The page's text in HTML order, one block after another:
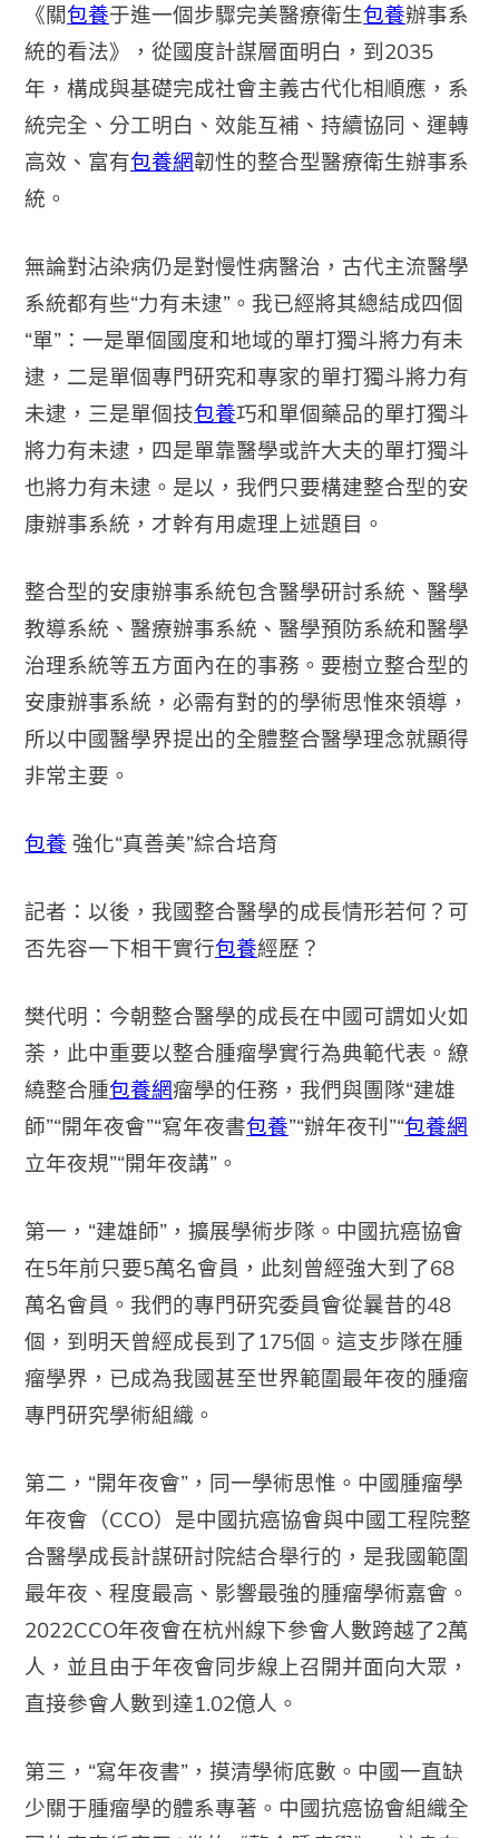
《關包養于進一個步驟完美醫療衛生包養辦事系
統的看法》，從國度計謀層面明白，到2035
年，構成與基礎完成社會主義古代化相順應，系
統完全、分工明白、效能互補、持續協同、運轉
高效、富有包養網韌性的整合型醫療衛生辦事系
統。
無論對沾染病仍是對慢性病醫治，古代主流醫學
系統都有些“力有未逮”。我已經將其總結成四個
“單”：一是單個國度和地域的單打獨斗將力有未
逮，二是單個專門研究和專家的單打獨斗將力有
未逮，三是單個技包養巧和單個藥品的單打獨斗
將力有未逮，四是單靠醫學或許大夫的單打獨斗
也將力有未逮。是以，我們只要構建整合型的安
康辦事系統，才幹有用處理上述題目。
整合型的安康辦事系統包含醫學研討系統、醫學
教導系統、醫療辦事系統、醫學預防系統和醫學
治理系統等五方面內在的事務。要樹立整合型的
安康辦事系統，必需有對的的學術思惟來領導，
所以中國醫學界提出的全體整合醫學理念就顯得
非常主要。
包養 強化“真善美”綜合培育
記者：以後，我國整合醫學的成長情形若何？可
否先容一下相干實行包養經歷？
樊代明：今朝整合醫學的成長在中國可謂如火如
荼，此中重要以整合腫瘤學實行為典範代表。繚
繞整合腫包養網瘤學的任務，我們與團隊“建雄
師”“開年夜會”“寫年夜書包養”“辦年夜刊”“包養網
立年夜規”“開年夜講”。
第一，“建雄師”，擴展學術步隊。中國抗癌協會
在5年前只要5萬名會員，此刻曾經強大到了68
萬名會員。我們的專門研究委員會從曩昔的48
個，到明天曾經成長到了175個。這支步隊在腫
瘤學界，已成為我國甚至世界範圍最年夜的腫瘤
專門研究學術組織。
第二，“開年夜會”，同一學術思惟。中國腫瘤學
年夜會（CCO）是中國抗癌協會與中國工程院整
合醫學成長計謀研討院結合舉行的，是我國範圍
最年夜、程度最高、影響最強的腫瘤學術嘉會。
2022CCO年夜會在杭州線下參會人數跨越了2萬
人，並且由于年夜會同步線上召開并面向大眾，
直接參會人數到達1.02億人。
第三，“寫年夜書”，摸清學術底數。中國一直缺
少關于腫瘤學的體系專著。中國抗癌協會組織全